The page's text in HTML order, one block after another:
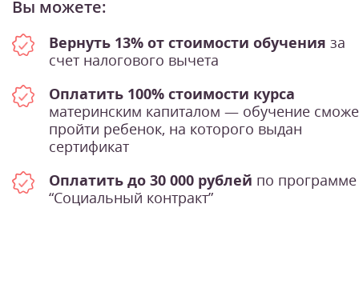
Вы можете:
Вернуть 13% от стоимости обучения за
счет налогового вычета
Оплатить 100% стоимости курса
материнским капиталом — обучение
пройти ребенок, на которого выдан
сертификат
Оплатить до 30 000 рублей по программе
“Социальный контракт”